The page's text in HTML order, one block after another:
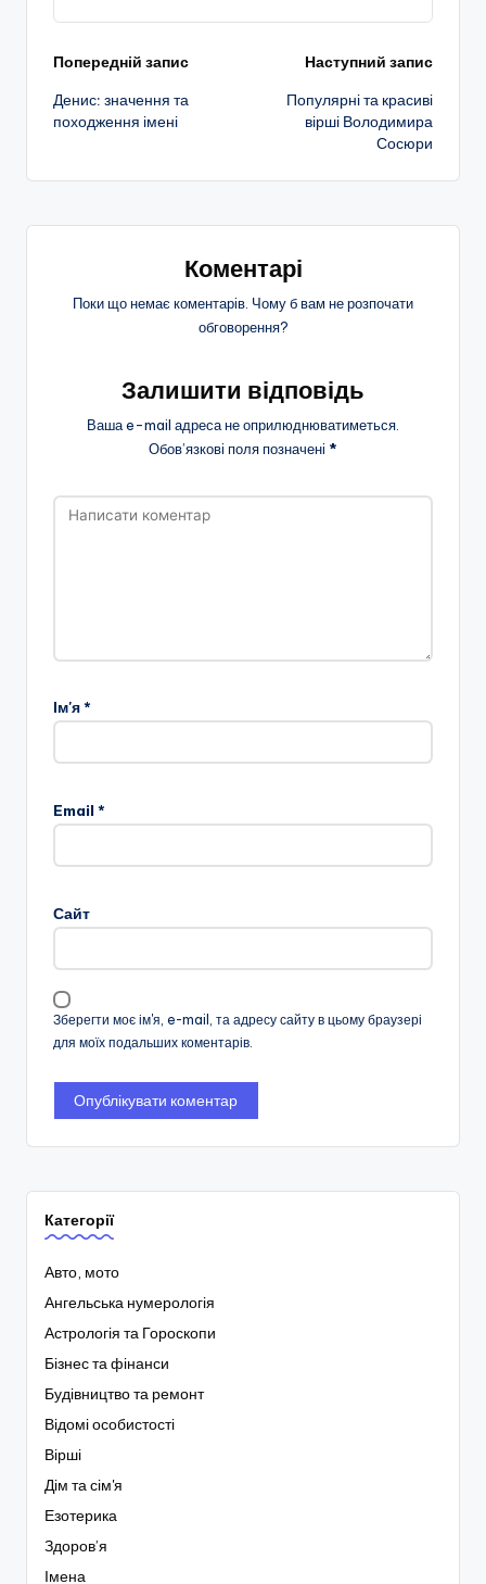
Навігація
по
Попередній запис
Денис: значення та
походження імені
Наступний запис
Популярні та красиві
вірші Володимира
Сосюри
Коментарі
Поки що немає коментарів. Чому б вам не розпочати
обговорення?
Залишити відповідь
Ваша e-mail адреса не оприлюднюватиметься.
Обов’язкові поля позначені *
Ім'я*
Email *
Сайт
Зберегти моє ім'я, e-mail, та адресу сайту в цьому браузері
для моїх подальших коментарів.
Категорії
Авто, мото
Ангельська нумерологія
Астрологія та Гороскопи
Бізнес та фінанси
Будівництво та ремонт
Відомі особистості
Вірші
Дім та сім'я
Езотерика
Здоров’я
Імена